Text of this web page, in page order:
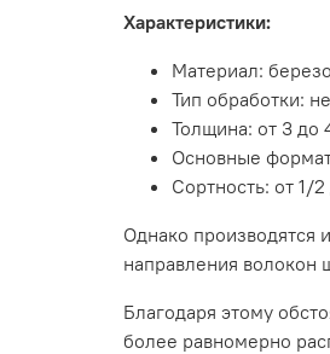
Характеристики:
Материал:
Тип обработки:
Толщина: от 3 до
Основные
Сортность: от 1/
Однако производятся
направления
Благодаря этому
более равномерно